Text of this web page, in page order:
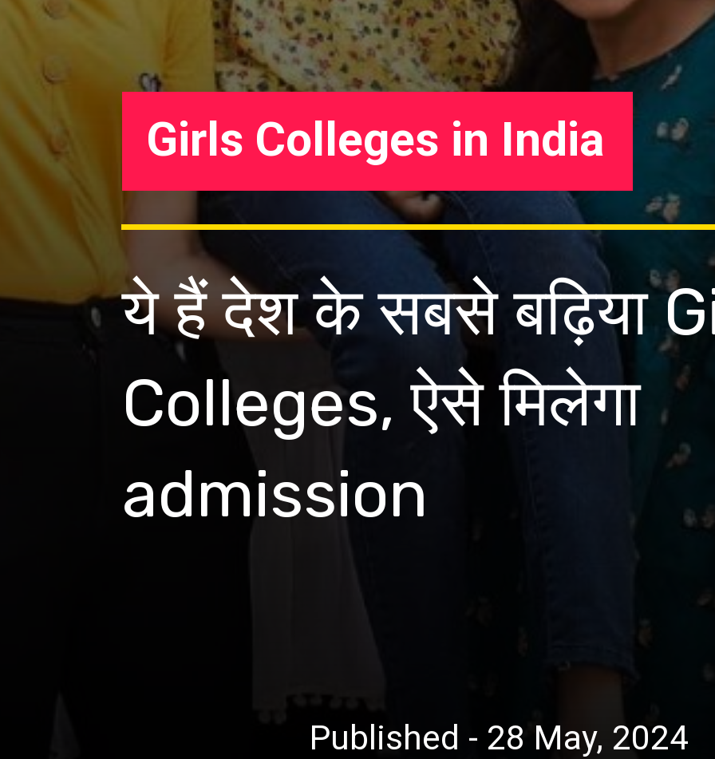
ये हैं देश के सबसे बढ़िया
Colleges, ऐसे मिलेगा
admission
Girls Colleges in India
Published - 28 May, 2024